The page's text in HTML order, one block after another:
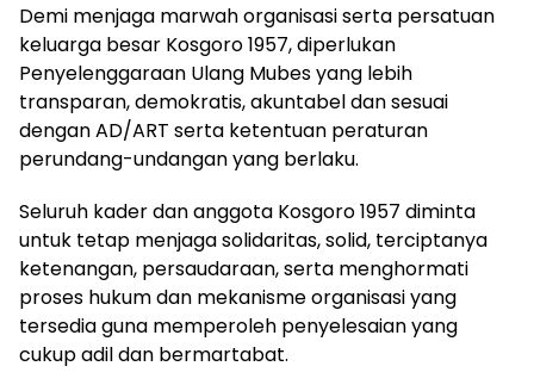
Demi menjaga marwah organisasi serta persatuan
keluarga besar Kosgoro 1957, diperlukan
Penyelenggaraan Ulang Mubes yang lebih
transparan, demokratis, akuntabel dan sesuai
dengan AD/ART serta ketentuan peraturan
perundang-undangan yang berlaku.
Seluruh kader dan anggota Kosgoro 1957 diminta
untuk tetap menjaga solidaritas, solid, terciptanya
ketenangan, persaudaraan, serta menghormati
proses hukum dan mekanisme organisasi yang
tersedia guna memperoleh penyelesaian yang
cukup adil dan bermartabat.